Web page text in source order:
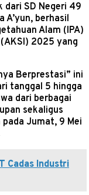
dari SD Negeri 49
A’yun, berhasil
Alam (IPA)
2025 yang
Berprestasi” ini
tanggal 5 hingga
dari berbagai
sekaligus
Jumat, 9 Mei
Cadas Industri